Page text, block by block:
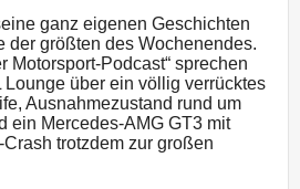
ganz eigenen Geschichten
der größten des Wochenendes.
Motorsport-Podcast“ sprechen
über ein völlig verrücktes
Ausnahmezustand rund um
ein Mercedes-AMG GT3 mit
trotzdem zur großen